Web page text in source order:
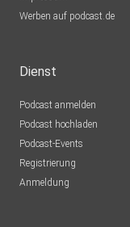
Werben auf podcast.de
Dienst
Podcast anmelden
Podcast hochladen
Podcast-Events
Registrierung
Anmeldung